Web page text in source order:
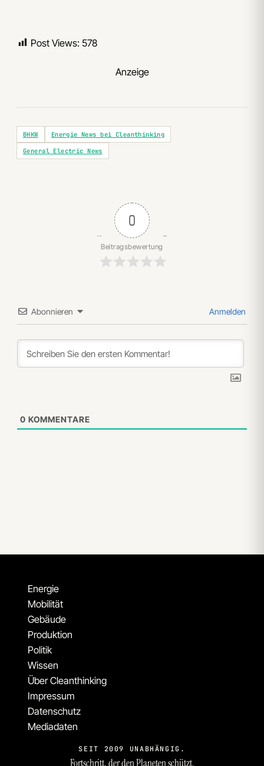
Post Views: 578
Anzeige
BHKW
Energie News bei Cleanthinking
General Electric News
0
Beitragsbewertung
Abonnieren Anmelden
0 KOMMENTARE
Energie
Mobilität
Gebäude
Produktion
Politik
Wissen
Über Cleanthinking
Impressum
Datenschutz
Mediadaten
SEIT 2009 UNABHÄNGIG.
Fortschritt, der den Planeten schützt.